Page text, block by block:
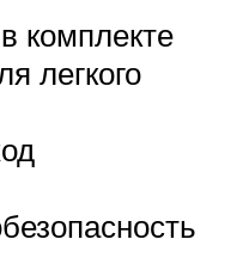
комплекте
легкого